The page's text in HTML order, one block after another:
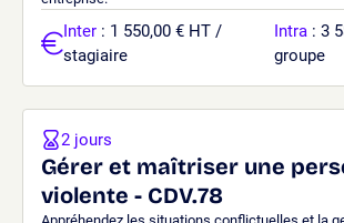
Inter : 1 550,00 € HT /
stagiaire
Intra : 3
groupe
Gérer et maîtriser une
violente - CDV.78
2 jours